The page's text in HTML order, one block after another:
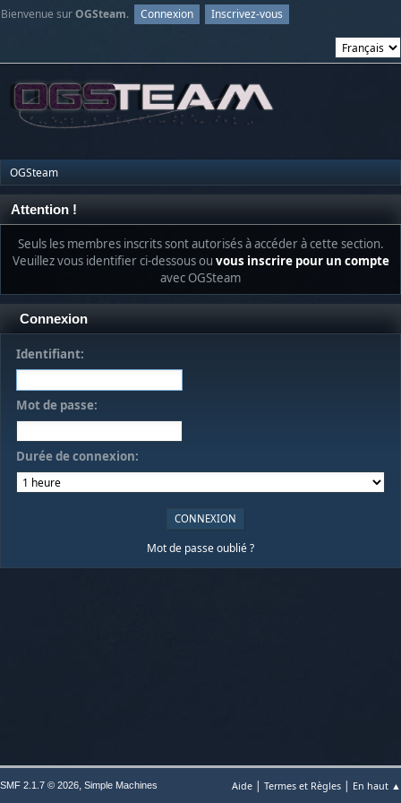
Bienvenue surOGSteam. Connexion Inscrivez-vous
OGSteam
Attention !
Seuls les membres inscrits sont autorisés à accéder à cette section.
Veuillez vous identifier ci-dessous ou vous inscrire pour un compte
avec OGSteam
Connexion
Identifiant:
Mot de passe:
Durée de connexion:
Mot de passe oublié ?
Aide | Termes et Règles | En haut ▲
SMF 2.1.7 © 2026, Simple Machines